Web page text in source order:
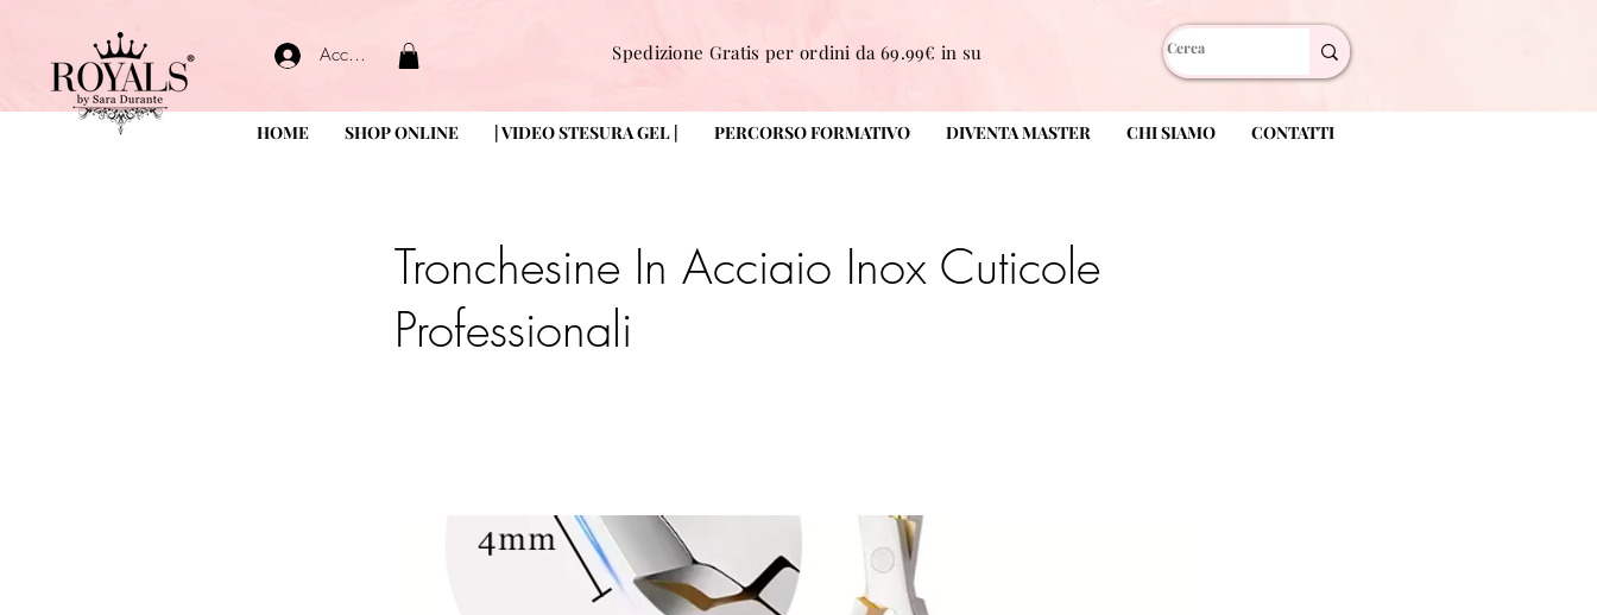
Accedi Spedizione Gratis per ordini da 69.99€ in su
HOME SHOP ONLINE | VIDEO STESURA GEL | PERCORSO FORMATIVO DIVENTA MASTER CHI SIAMO CONTATTI
Tronchesine In Acciaio Inox Cuticole
Professionali